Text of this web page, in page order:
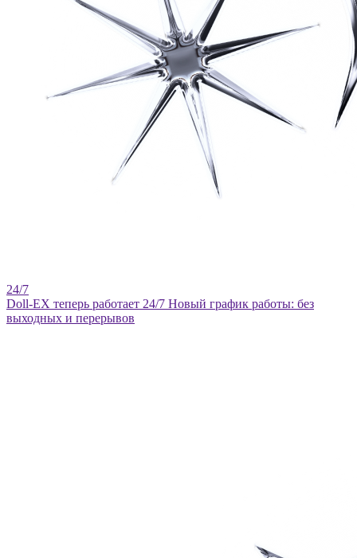
Doll-EX теперь работает 24/7 Новый график работы: без
выходных и перерывов